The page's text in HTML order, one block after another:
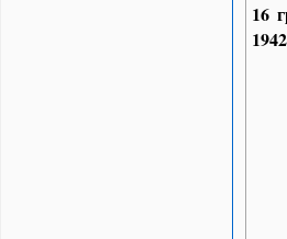
16